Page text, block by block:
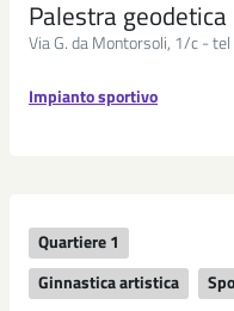
Palestra
Via G. da Montorsoli, 1/c -
Impianto sportivo
Quartiere 1
Ginnastica artistica